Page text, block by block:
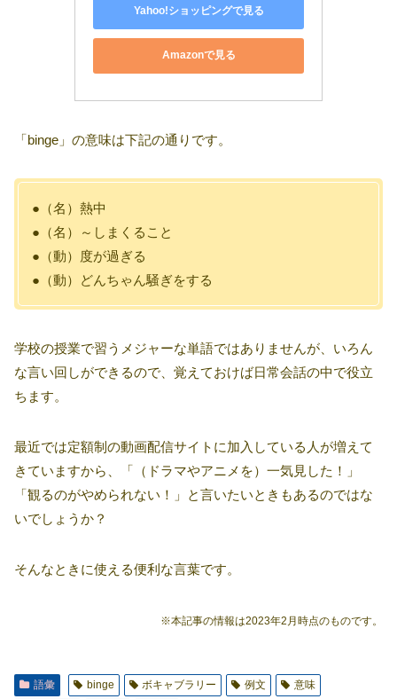
Yahoo!ショッピングで見る
Amazonで見る
「binge」の意味は下記の通りです。
●（名）熱中
●（名）～しまくること
●（動）度が過ぎる
●（動）どんちゃん騒ぎをする
学校の授業で習うメジャーな単語ではありませんが、いろん
な言い回しができるので、覚えておけば日常会話の中で役立
ちます。
最近では定額制の動画配信サイトに加入している人が増えて
きていますから、「（ドラマやアニメを）一気見した！」
「観るのがやめられない！」と言いたいときもあるのではな
いでしょうか？
そんなときに使える便利な言葉です。
※本記事の情報は2023年2月時点のものです。
語彙 binge ボキャブラリー 例文
意味